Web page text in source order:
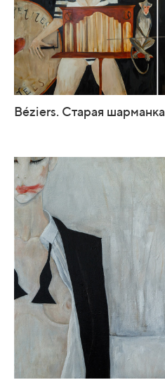
Béziers. Старая шарманка